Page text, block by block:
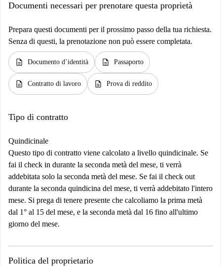
Documenti necessari per prenotare questa proprietà
Prepara questi documenti per il prossimo passo della tua richiesta.
Senza di questi, la prenotazione non può essere completata.
description Documento d’identità description Passaporto
description Contratto di lavoro description Prova di reddito
Tipo di contratto
Quindicinale
Questo tipo di contratto viene calcolato a livello quindicinale. Se
fai il check in durante la seconda metà del mese, ti verrà
addebitata solo la seconda metà del mese. Se fai il check out
durante la seconda quindicina del mese, ti verrà addebitato l'intero
mese. Si prega di tenere presente che calcoliamo la prima metà
dal 1° al 15 del mese, e la seconda metà dal 16 fino all'ultimo
giorno del mese.
Politica del proprietario